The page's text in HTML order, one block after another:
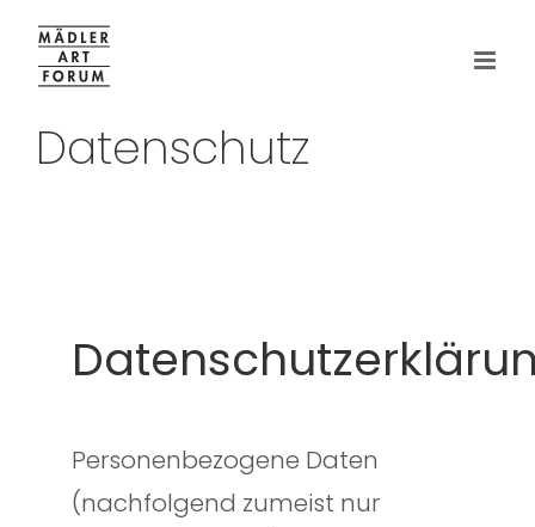
Zum
Inhalt
Datenschutz
Personenbezogene Daten
(nachfolgend zumeist nur